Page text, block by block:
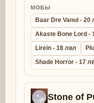
МОБЫ
Baar Dre Vanul - 20
Akaste Bone Lord -
Lirein - 18 лвл
Shade Horror - 17
Stone of